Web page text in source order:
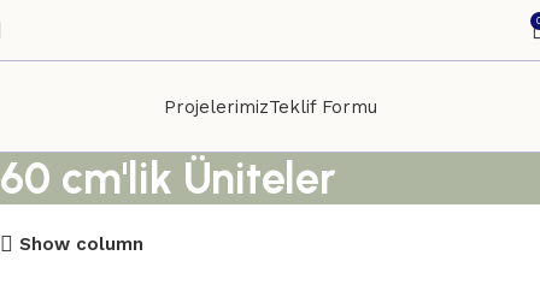
ProjelerimizTeklif Formu
60 cm'lik Üniteler
Show column